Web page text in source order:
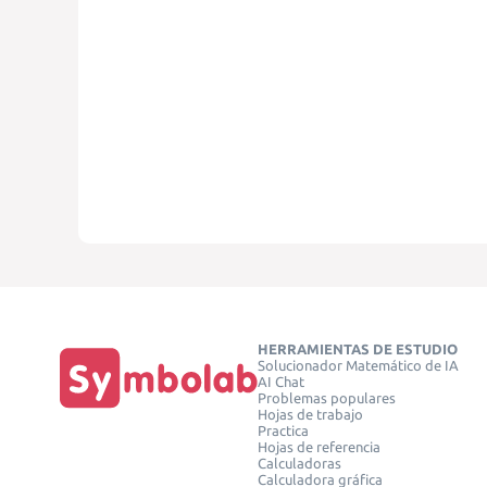
HERRAMIENTAS DE ESTUDIO
Solucionador Matemático de IA
AI Chat
Problemas populares
Hojas de trabajo
Practica
Hojas de referencia
Calculadoras
Calculadora gráfica